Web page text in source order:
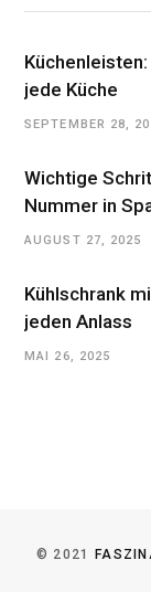
jede Küche
SEPTEMBER 28,
Wichtige
Nummer in
AUGUST 27, 2025
Kühlschrank
jeden Anlass
MAI 26, 2025
© 2021